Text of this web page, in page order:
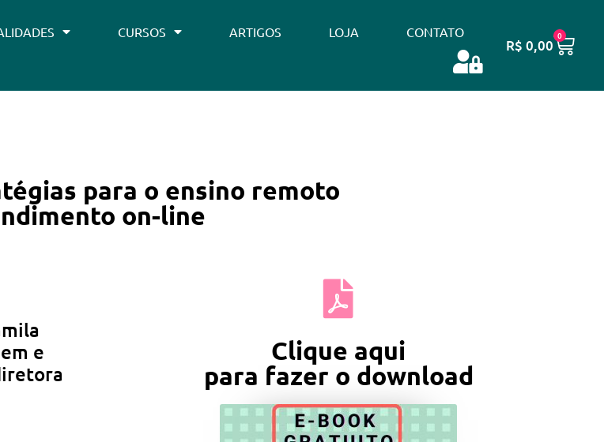
CURSOS ARTIGOS LOJA CONTATO
R$ 0,00
0
para o ensino remoto
on-line
e
Clique aqui
para fazer o download